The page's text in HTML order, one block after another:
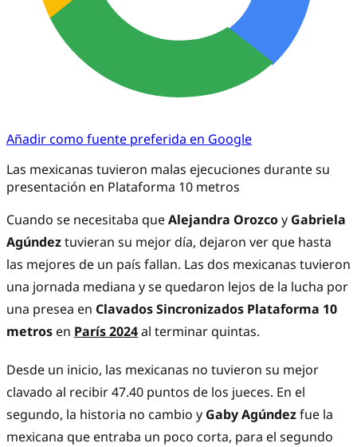
Añadir como fuente preferida en Google
Las mexicanas tuvieron malas ejecuciones durante su
presentación en Plataforma 10 metros
Cuando se necesitaba queAlejandra Orozcoy Gabriela
Agúndeztuvieran su mejor día, dejaron ver que hasta
las mejores de un país fallan. Las dos mexicanas tuvieron
una jornada mediana y se quedaron lejos de la lucha por
una presea en ClavadosSincronizados Plataforma 10
metros en París 2024al terminar quintas.
Desde un inicio, las mexicanas no tuvieron su mejor
clavado al recibir 47.40 puntos de los jueces. En el
segundo, la historia no cambio y Gaby Agúndezfue la
mexicana que entraba un poco corta, para el segundo